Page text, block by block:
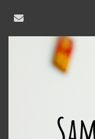
email
same
nature